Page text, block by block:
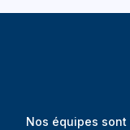
Nos équipes sont